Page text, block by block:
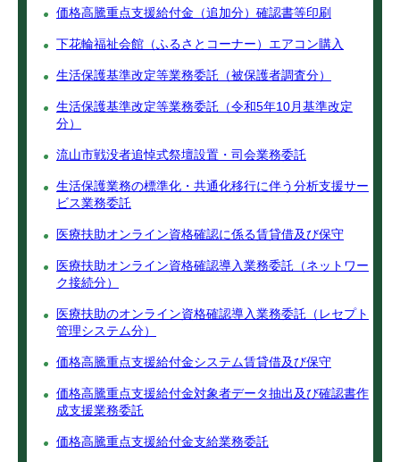
価格高騰重点支援給付金（追加分）確認書等印刷
下花輪福祉会館（ふるさとコーナー）エアコン購入
生活保護基準改定等業務委託（被保護者調査分）
生活保護基準改定等業務委託（令和5年10月基準改定
分）
流山市戦没者追悼式祭壇設置・司会業務委託
生活保護業務の標準化・共通化移行に伴う分析支援サー
ビス業務委託
医療扶助オンライン資格確認に係る賃貸借及び保守
医療扶助オンライン資格確認導入業務委託（ネットワー
ク接続分）
医療扶助のオンライン資格確認導入業務委託（レセプト
管理システム分）
価格高騰重点支援給付金システム賃貸借及び保守
価格高騰重点支援給付金対象者データ抽出及び確認書作
成支援業務委託
価格高騰重点支援給付金支給業務委託